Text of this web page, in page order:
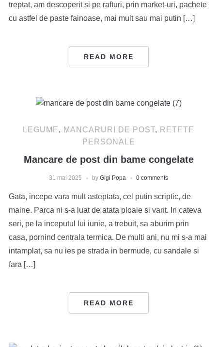
treptat, am descoperit si pe rafturi, prin market-uri, pachete
cu astfel de paste fainoase, mai mult sau mai putin […]
READ MORE
LEGUME, MANCARURI DE POST, RETETE
PERSONALE
Mancare de post din bame congelate
31 mai 2025 by Gigi Popa 0 comments
Gata, incepe vara mult asteptata, cel putin scriptic, de
maine. Parca ni s-a luat de atata ploaie si vant. In cateva
seri, pe la inceputul lui iunie, a trebuit, sa aburim prin
casa, pornind centrala termica. De multi ani, nu mi s-a mai
intamplat, sa nu ies pe strada in bermude, cu sandale si
fara […]
READ MORE